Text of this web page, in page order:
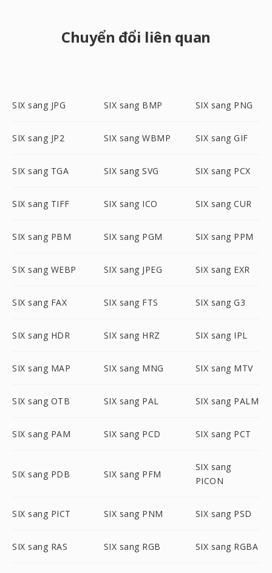
Chuyển đổi liên quan
SIX sang JPG SIX sang BMP SIX sang PNG
SIX sang JP2 SIX sang WBMP SIX sang GIF
SIX sang TGA SIX sang SVG SIX sang PCX
SIX sang TIFF SIX sang ICO SIX sang CUR
SIX sang PBM SIX sang PGM SIX sang PPM
SIX sang WEBP SIX sang JPEG SIX sang EXR
SIX sang FAX SIX sang FTS SIX sang G3
SIX sang HDR SIX sang HRZ SIX sang IPL
SIX sang MAP SIX sang MNG SIX sang MTV
SIX sang OTB SIX sang PAL SIX sang PALM
SIX sang PAM SIX sang PCD SIX sang PCT
SIX sang PDB SIX sang PFM
SIX sang
PICON
SIX sang PICT SIX sang PNM SIX sang PSD
SIX sang RAS SIX sang RGB SIX sang RGBA